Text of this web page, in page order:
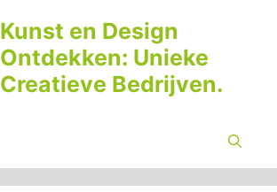
Kunst en Design
Ontdekken: Unieke
Creatieve Bedrijven.